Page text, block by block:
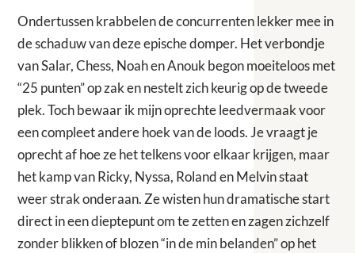
Ondertussen krabbelen de concurrenten lekker mee in
de schaduw van deze epische domper. Het verbondje
van Salar, Chess, Noah en Anouk begon moeiteloos met
“25 punten” op zak en nestelt zich keurig op de tweede
plek. Toch bewaar ik mijn oprechte leedvermaak voor
een compleet andere hoek van de loods. Je vraagt je
oprecht af hoe ze het telkens voor elkaar krijgen, maar
het kamp van Ricky, Nyssa, Roland en Melvin staat
weer strak onderaan. Ze wisten hun dramatische start
direct in een dieptepunt om te zetten en zagen zichzelf
zonder blikken of blozen “in de min belanden” op het